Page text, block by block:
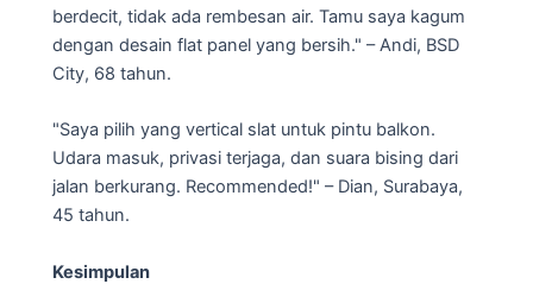
berdecit, tidak ada rembesan air. Tamu saya kagum
dengan desain flat panel yang bersih." – Andi, BSD
City, 68 tahun.
"Saya pilih yang vertical slat untuk pintu balkon.
Udara masuk, privasi terjaga, dan suara bising dari
jalan berkurang. Recommended!" – Dian, Surabaya,
45 tahun.
Kesimpulan